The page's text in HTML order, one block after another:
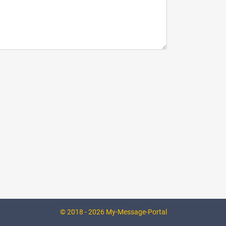
© 2018 - 2026 My-Message-Portal